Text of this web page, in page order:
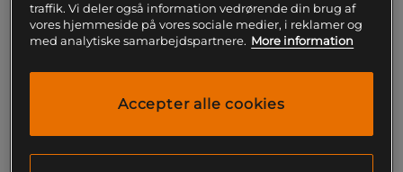
Forsøget
valgt til forsøget. De blev bedt om periodevis at
sojaprotein eller 20 gram maltodextrin om
morgenen.
traffik. Vi deler også information vedrørende din brug af
vores hjemmeside på vores sociale medier, i reklamer og
med analytiske samarbejdspartnere. More information
Accepter alle cookies